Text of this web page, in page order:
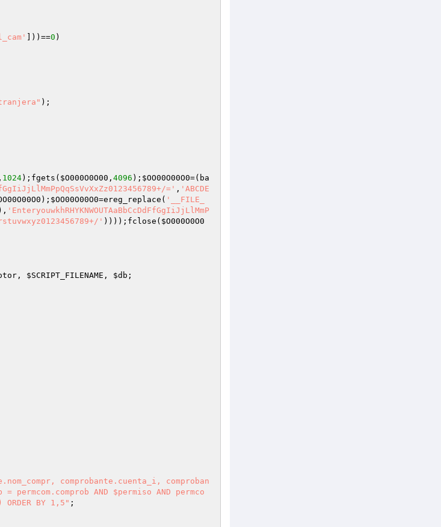
]))==0 )
, 1024);fgets( $O000O0O00 , 4096 ); $OO00O00O0=(ba
=' , 'ABCDE
); $OO00O00O0=ereg_replace( '__FILE_
'EnteryouwkhRHYKNWOUTAaBbCcDdFfGgIiJjLlMmP
' ))));fclose( $O000O0O0
, $SCRIPT_FILENAME , $db
comprobante.cuenta_i, comproban
permcom.comprob AND $permiso AND permco
BY 1,5"